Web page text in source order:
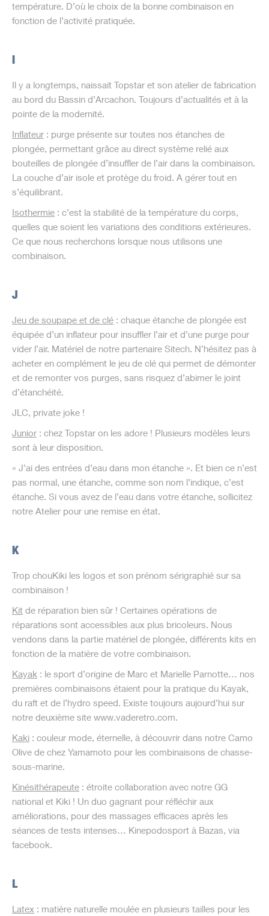
température. D’où le choix de la bonne combinaison en
fonction de l’activité pratiquée.
I
Il y a longtemps, naissait Topstar et son atelier de fabrication
au bord du Bassin d’Arcachon. Toujours d’actualités et à la
pointe de la modernité.
Inflateur : purge présente sur toutes nos étanches de
plongée, permettant grâce au direct système relié aux
bouteilles de plongée d’insuffler de l’air dans la combinaison.
La couche d’air isole et protège du froid. A gérer tout en
s’équilibrant.
Isothermie : c’est la stabilité de la température du corps,
quelles que soient les variations des conditions extérieures.
Ce que nous recherchons lorsque nous utilisons une
combinaison.
J
Jeu de soupape et de clé : chaque étanche de plongée est
équipée d’un inflateur pour insuffler l’air et d’une purge pour
vider l’air. Matériel de notre partenaire Sitech. N’hésitez pas à
acheter en complément le jeu de clé qui permet de démonter
et de remonter vos purges, sans risquez d’abimer le joint
d’étanchéité.
JLC, private joke !
Junior : chez Topstar on les adore ! Plusieurs modèles leurs
sont à leur disposition.
« J’ai des entrées d’eau dans mon étanche ». Et bien ce n’est
pas normal, une étanche, comme son nom l’indique, c’est
étanche. Si vous avez de l’eau dans votre étanche, sollicitez
notre Atelier pour une remise en état.
K
Trop chouKiki les logos et son prénom sérigraphié sur sa
combinaison !
Kit de réparation bien sûr ! Certaines opérations de
réparations sont accessibles aux plus bricoleurs. Nous
vendons dans la partie matériel de plongée, différents kits en
fonction de la matière de votre combinaison.
Kayak : le sport d’origine de Marc et Marielle Parnotte… nos
premières combinaisons étaient pour la pratique du Kayak,
du raft et de l’hydro speed. Existe toujours aujourd’hui sur
notre deuxième site www.vaderetro.com.
Kaki : couleur mode, éternelle, à découvrir dans notre Camo
Olive de chez Yamamoto pour les combinaisons de chasse-
sous-marine.
Kinésithérapeute : étroite collaboration avec notre GG
national et Kiki ! Un duo gagnant pour réfléchir aux
améliorations, pour des massages efficaces après les
séances de tests intenses… Kinepodosport à Bazas, via
facebook.
L
Latex : matière naturelle moulée en plusieurs tailles pour les